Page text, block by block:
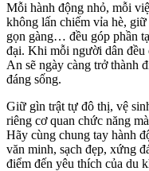
Mỗi hành động nhỏ, mỗi
không lấn chiếm vỉa hè,
gọn gàng… đều góp phần
đại. Khi mỗi người dân
An sẽ ngày càng trở thành
đáng sống.
Giữ gìn trật tự đô thị, vệ
riêng cơ quan chức năng
Hãy cùng chung tay hành
văn minh, sạch đẹp, xứng
điểm đến yêu thích của du